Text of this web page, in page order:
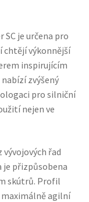
je určena pro
chtějí výkonnější
inspirujícím
zvýšený
pro silniční
nejen ve
řad
přizpůsobena
skútrů. Profil
agilní